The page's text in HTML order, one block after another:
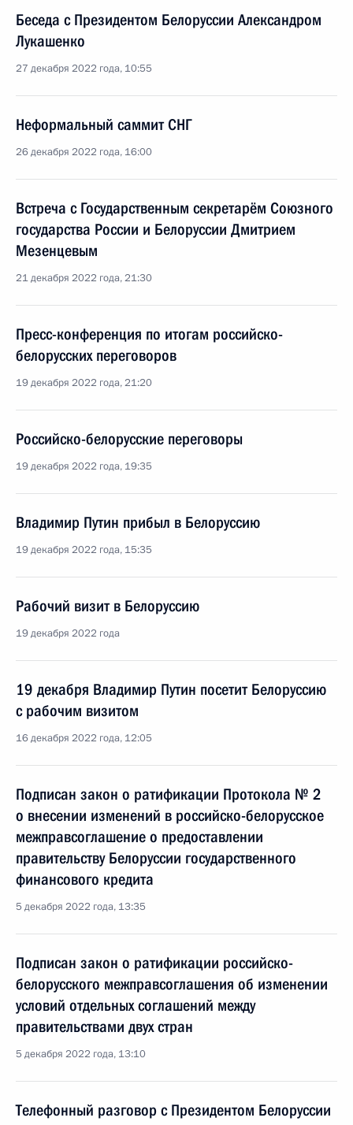
Беседа с Президентом Белоруссии Александром
Лукашенко
27 декабря 2022 года, 10:55
Неформальный саммит СНГ
26 декабря 2022 года, 16:00
Встреча с Государственным секретарём Союзного
государства России и Белоруссии Дмитрием
Мезенцевым
21 декабря 2022 года, 21:30
Пресс-конференция по итогам российско-
белорусских переговоров
19 декабря 2022 года, 21:20
Российско-белорусские переговоры
19 декабря 2022 года, 19:35
Владимир Путин прибыл в Белоруссию
19 декабря 2022 года, 15:35
Рабочий визит в Белоруссию
19 декабря 2022 года
19 декабря Владимир Путин посетит Белоруссию
с рабочим визитом
16 декабря 2022 года, 12:05
Подписан закон о ратификации Протокола № 2
о внесении изменений в российско-белорусское
межправсоглашение о предоставлении
правительству Белоруссии государственного
финансового кредита
5 декабря 2022 года, 13:35
Подписан закон о ратификации российско-
белорусского межправсоглашения об изменении
условий отдельных соглашений между
правительствами двух стран
5 декабря 2022 года, 13:10
Телефонный разговор с Президентом Белоруссии